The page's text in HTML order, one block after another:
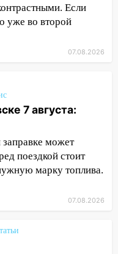
прокурорской
Ульяновске
на
пройдет
время» с
на
Если
уже во второй
07.08.2026
7 августа:
заправке может
поездкой стоит
марку топлива.
07.08.2026